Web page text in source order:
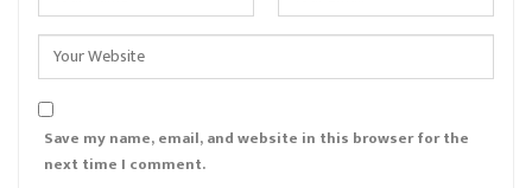
Save my name, email, and website in this browser for the
next time I comment.